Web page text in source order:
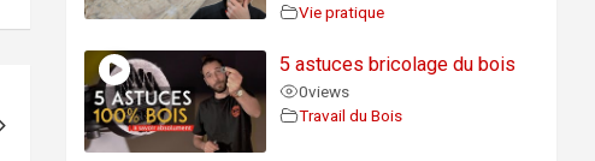
Vie pratique
5 astuces bricolage du bois
0views
Travail du Bois